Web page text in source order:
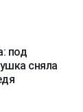
под
сняла